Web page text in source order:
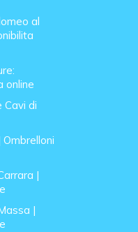
al
online
Cavi di
|
|